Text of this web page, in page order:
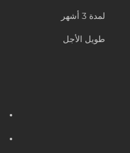
لمدة 3 أشهر
طويل الأجل